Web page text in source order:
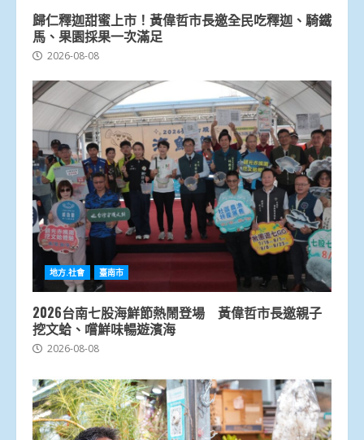
歸仁釋迦甜蜜上市！黃偉哲市長邀全民吃釋迦、騎鐵
馬、果園採果一次滿足
2026-08-08
地方.社會 臺南市
2026台南七股海鮮節熱鬧登場 黃偉哲市長邀親子
挖文蛤、嚐鮮味暢遊濱海
2026-08-08